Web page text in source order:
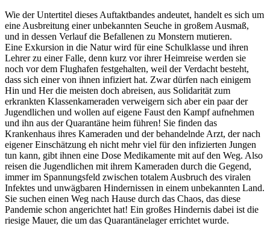
Wie der Untertitel dieses Auftaktbandes andeutet, handelt es sich um
eine Ausbreitung einer unbekannten Seuche in großem Ausmaß,
und in dessen Verlauf die Befallenen zu Monstern mutieren.
Eine Exkursion in die Natur wird für eine Schulklasse und ihren
Lehrer zu einer Falle, denn kurz vor ihrer Heimreise werden sie
noch vor dem Flughafen festgehalten, weil der Verdacht besteht,
dass sich einer von ihnen infiziert hat. Zwar dürfen nach einigem
Hin und Her die meisten doch abreisen, aus Solidarität zum
erkrankten Klassenkameraden verweigern sich aber ein paar der
Jugendlichen und wollen auf eigene Faust den Kampf aufnehmen
und ihn aus der Quarantäne heim führen! Sie finden das
Krankenhaus ihres Kameraden und der behandelnde Arzt, der nach
eigener Einschätzung eh nicht mehr viel für den infizierten Jungen
tun kann, gibt ihnen eine Dose Medikamente mit auf den Weg. Also
reisen die Jugendlichen mit ihrem Kameraden durch die Gegend,
immer im Spannungsfeld zwischen totalem Ausbruch des viralen
Infektes und unwägbaren Hindernissen in einem unbekannten Land.
Sie suchen einen Weg nach Hause durch das Chaos, das diese
Pandemie schon angerichtet hat! Ein großes Hindernis dabei ist die
riesige Mauer, die um das Quarantänelager errichtet wurde.